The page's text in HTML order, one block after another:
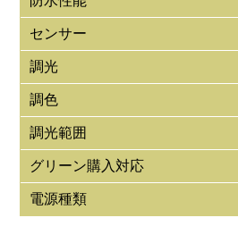
センサー
調光
調色
調光範囲
グリーン購入対応
電源種類